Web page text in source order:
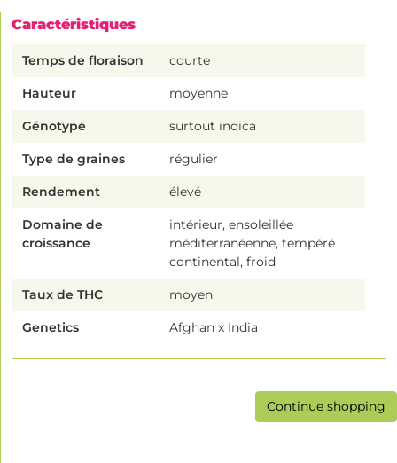
Caractéristiques
Temps de floraison courte
Hauteur moyenne
Génotype surtout indica
Type de graines régulier
Rendement élevé
Domaine de
croissance
intérieur, ensoleillée
méditerranéenne, tempéré
continental, froid
Taux de THC moyen
Genetics Afghan x India
Continue shopping